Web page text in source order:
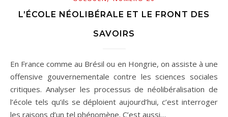
L’ÉCOLE NÉOLIBÉRALE ET LE FRONT DES
SAVOIRS
En France comme au Brésil ou en Hongrie, on assiste à une
offensive gouvernementale contre les sciences sociales
critiques. Analyser les processus de néolibéralisation de
l’école tels qu’ils se déploient aujourd’hui, c’est interroger
les raisons d’un tel phénomène. C’est aussi…